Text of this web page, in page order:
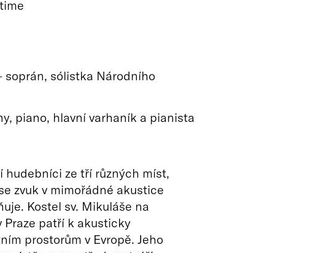
soprán, sólistka Národního
piano, hlavní varhaník a pianista
hudebníci ze tří různých míst,
zvuk v mimořádné akustice
Kostel sv. Mikuláše na
Praze patří k akusticky
prostorům v Evropě. Jeho